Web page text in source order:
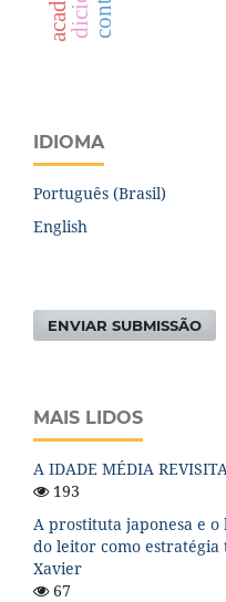
IDIOMA
Português (Brasil)
English
ENVIAR SUBMISSÃO
MAIS LIDOS
A IDADE MÉDIA
193
A prostituta japonesa e o
do leitor como estratégia
Xavier
67